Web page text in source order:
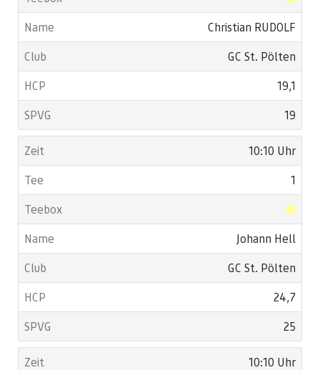
Christian RUDOLF
GC St. Pölten
19,1
19
10:10 Uhr
1
Johann Hell
GC St. Pölten
24,7
25
10:10 Uhr